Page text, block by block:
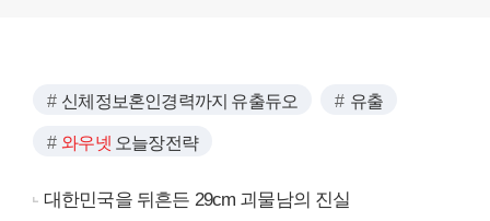
신체정보혼인경력까지 유출듀오 유출
와우넷 오늘장전략
대한민국을 뒤흔든 29cm 괴물남의 진실